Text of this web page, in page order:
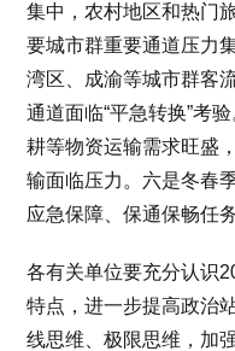
集中，农村地区和热门
要城市群重要通道压力
湾区、成渝等城市群客
通道面临“平急转换”考
耕等物资运输需求旺盛
输面临压力。六是冬春
应急保障、保通保畅任
各有关单位要充分认识
特点，进一步提高政治
线思维、极限思维，加